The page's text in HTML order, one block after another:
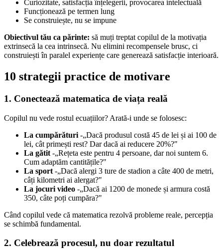
Curiozitate, satisfacția înțelegerii, provocarea intelectuală
Funcționează pe termen lung
Se construiește, nu se impune
Obiectivul tău ca părinte: să muți treptat copilul de la motivația
extrinsecă la cea intrinsecă. Nu elimini recompensele brusc, ci
construiești în paralel experiențe care generează satisfacție interioară.
10 strategii practice de motivare
1. Conectează matematica de viața reală
Copilul nu vede rostul ecuațiilor? Arată-i unde se folosesc:
La cumpărături -„Dacă produsul costă 45 de lei și ai 100 de
lei, cât primești rest? Dar dacă ai reducere 20%?"
La gătit -„Rețeta este pentru 4 persoane, dar noi suntem 6.
Cum adaptăm cantitățile?"
La sport -„Dacă alergi 3 ture de stadion a câte 400 de metri,
câți kilometri ai alergat?"
La jocuri video -„Dacă ai 1200 de monede și armura costă
350, câte poți cumpăra?"
Când copilul vede că matematica rezolvă probleme reale, percepția
se schimbă fundamental.
2. Celebrează procesul, nu doar rezultatul